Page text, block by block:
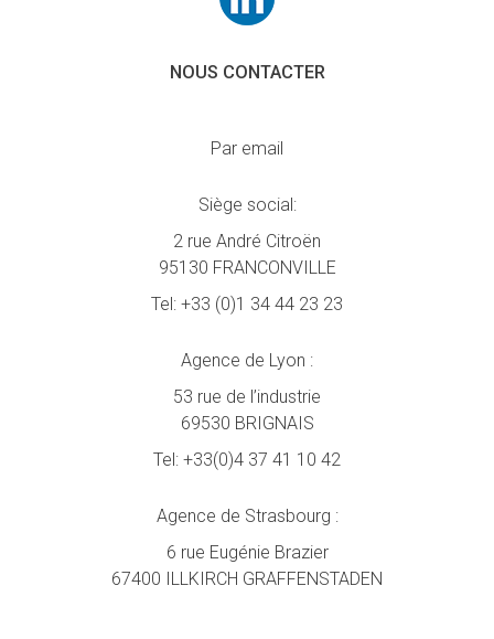
NOUS CONTACTER
Par email
Siège social:
2 rue André Citroën
95130 FRANCONVILLE
Tel: +33 (0)1 34 44 23 23
Agence de Lyon :
53 rue de l’industrie
69530 BRIGNAIS
Tel: +33(0)4 37 41 10 42
Agence de Strasbourg :
6 rue Eugénie Brazier
67400 ILLKIRCH GRAFFENSTADEN